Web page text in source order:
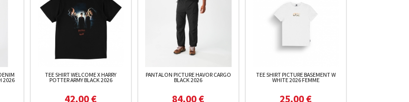
2026
TEE SHIRT WELCOME X HARRY
POTTER ARMY BLACK 2026
42,00 €
PANTALON PICTURE HAVOR CARGO
BLACK 2026
84,00 €
TEE SHIRT PICTURE BASEMENT W
WHITE 2026 FEMME
25,00 €